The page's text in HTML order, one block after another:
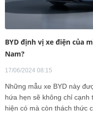
BYD định vị xe điện của
Nam?
17/06/2024 08:15
Những mẫu xe BYD này
hứa hẹn sẽ không chỉ cạnh
hiện có mà còn thách thức